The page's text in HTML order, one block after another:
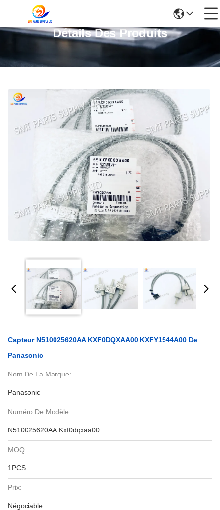
Détails Des Produits
Capteur N510025620AA KXF0DQXAA00 KXFY1544A00 De
Panasonic
Nom De La Marque:
Panasonic
Numéro De Modèle:
N510025620AA Kxf0dqxaa00
MOQ:
1PCS
Prix:
Négociable